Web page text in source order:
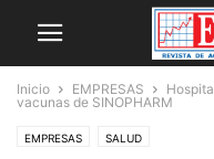
Inicio EMPRESAS
vacunas de SINOPHARM
EMPRESAS SALUD